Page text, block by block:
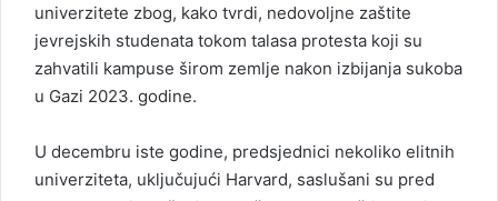
univerzitete zbog, kako tvrdi, nedovoljne zaštite
jevrejskih studenata tokom talasa protesta koji su
zahvatili kampuse širom zemlje nakon izbijanja sukoba
u Gazi 2023. godine.
U decembru iste godine, predsjednici nekoliko elitnih
univerziteta, uključujući Harvard, saslušani su pred